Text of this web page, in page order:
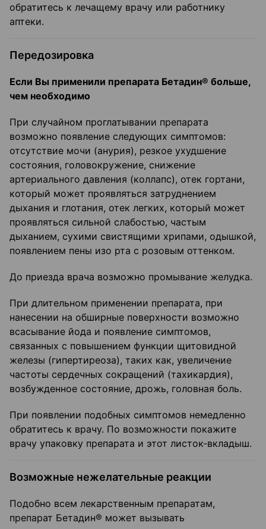
обратитесь к лечащему врачу или работнику
аптеки.
Передозировка
Если Вы применили препарата Бетадин® больше,
чем необходимо
При случайном проглатывании препарата
возможно появление следующих симптомов:
отсутствие мочи (анурия), резкое ухудшение
состояния, головокружение, снижение
артериального давления (коллапс), отек гортани,
который может проявляться затруднением
дыхания и глотания, отек легких, который может
проявляться сильной слабостью, частым
дыханием, сухими свистящими хрипами, одышкой,
появлением пены изо рта с розовым оттенком.
До приезда врача возможно промывание желудка.
При длительном применении препарата, при
нанесении на обширные поверхности возможно
всасывание йода и появление симптомов,
связанных с повышением функции щитовидной
железы (гипертиреоза), таких как, увеличение
частоты сердечных сокращений (тахикардия),
возбужденное состояние, дрожь, головная боль.
При появлении подобных симптомов немедленно
обратитесь к врачу. По возможности покажите
врачу упаковку препарата и этот листок-вкладыш.
Возможные нежелательные реакции
Подобно всем лекарственным препаратам,
препарат Бетадин® может вызывать